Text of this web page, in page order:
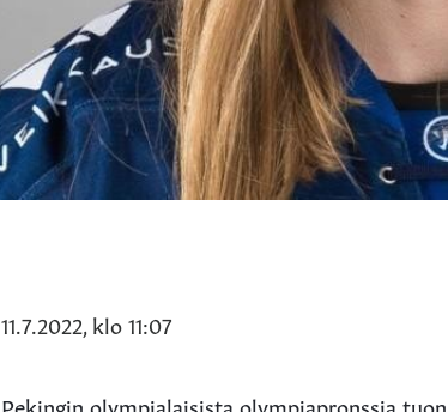
11.7.2022, klo 11:07
Pekingin olympialaisista olympiapronssia